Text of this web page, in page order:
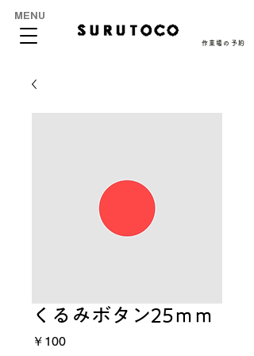
MENU
作業場の予約
くるみボタン25ｍｍ
￥100価